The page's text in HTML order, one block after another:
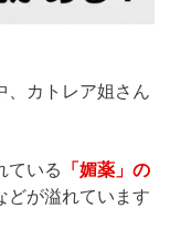
、カトレア姐さん
ている 「媚薬」の
どが溢れています